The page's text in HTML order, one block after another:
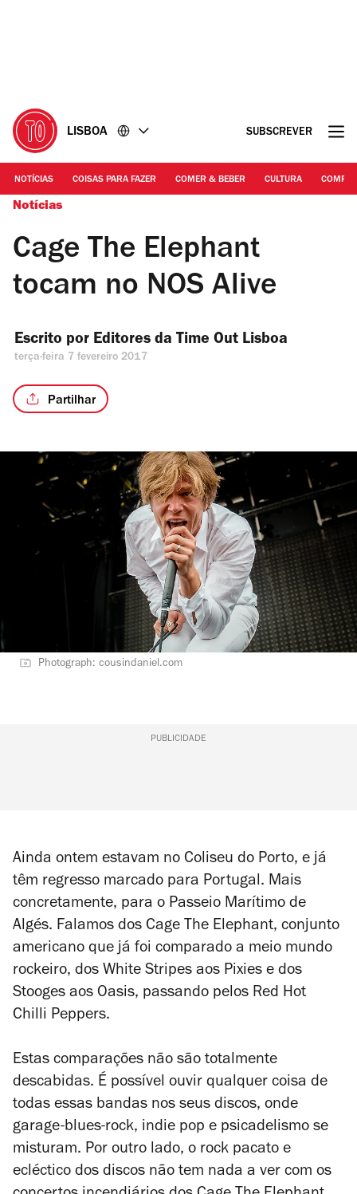
LISBOA SUBSCREVER
NOTÍCIAS COISAS PARA FAZER COMER & BEBER CULTURA
Notícias
Cage The Elephant
tocam no NOS Alive
Escrito por Editores da Time Out Lisboa
terça-feira 7 fevereiro 2017
Partilhar
Photograph: cousindaniel.com
PUBLICIDADE
Ainda ontem estavam no Coliseu do Porto, e já
têm regresso marcado para Portugal. Mais
concretamente, para o Passeio Marítimo de
Algés. Falamos dos Cage The Elephant, conjunto
americano que já foi comparado a meio mundo
rockeiro, dos White Stripes aos Pixies e dos
Stooges aos Oasis, passando pelos Red Hot
Chilli Peppers.
Estas comparações não são totalmente
descabidas. É possível ouvir qualquer coisa de
todas essas bandas nos seus discos, onde
garage-blues-rock, indie pop e psicadelismo se
misturam. Por outro lado, o rock pacato e
ecléctico dos discos não tem nada a ver com os